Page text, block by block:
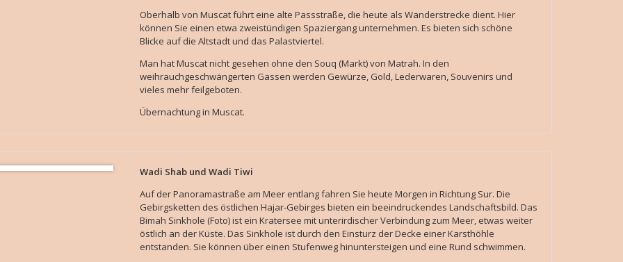
Oberhalb von Muscat führt eine alte Passstraße, die heute als Wanderstrecke dient. Hier
können Sie einen etwa zweistündigen Spaziergang unternehmen. Es bieten sich schöne
Blicke auf die Altstadt und das Palastviertel.
Man hat Muscat nicht gesehen ohne den Souq (Markt) von Matrah. In den
weihrauchgeschwängerten Gassen werden Gewürze, Gold, Lederwaren, Souvenirs und
vieles mehr feilgeboten.
Übernachtung in Muscat.
Wadi Shab und Wadi Tiwi
Auf der Panoramastraße am Meer entlang fahren Sie heute Morgen in Richtung Sur. Die
Gebirgsketten des östlichen Hajar-Gebirges bieten ein beeindruckendes Landschaftsbild. Das
Bimah Sinkhole (Foto) ist ein Kratersee mit unterirdischer Verbindung zum Meer, etwas weiter
östlich an der Küste. Das Sinkhole ist durch den Einsturz der Decke einer Karsthöhle
entstanden. Sie können über einen Stufenweg hinuntersteigen und eine Rund schwimmen.